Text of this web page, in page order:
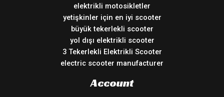
elektrikli motosikletler
yetişkinler için en iyi scooter
büyük tekerlekli scooter
yol dışı elektrikli scooter
3 Tekerlekli Elektrikli Scooter
electric scooter manufacturer
Account